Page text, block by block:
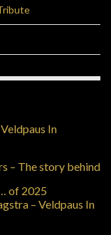
In
– The story behind
of 2025
– Veldpaus In